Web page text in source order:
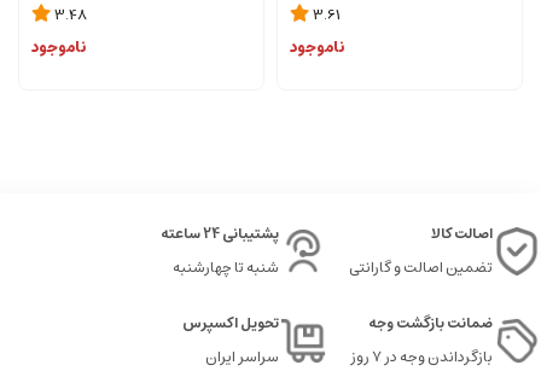
3.61
ناموجود
3.48
ناموجود
اصالت کالا
تضمین اصالت و گارانتی
پشتیبانی 24 ساعته
شنبه تا چهارشنبه
ضمانت بازگشت وجه
بازگرداندن وجه در ۷ روز
تحویل اکسپرس
سراسر ایران